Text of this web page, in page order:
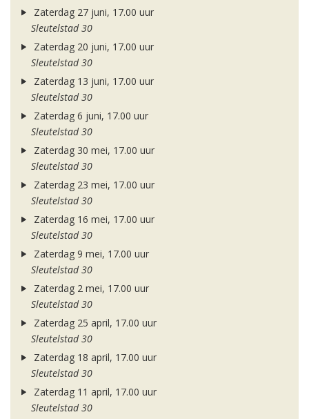
Zaterdag 27 juni, 17.00 uur
Sleutelstad 30
Zaterdag 20 juni, 17.00 uur
Sleutelstad 30
Zaterdag 13 juni, 17.00 uur
Sleutelstad 30
Zaterdag 6 juni, 17.00 uur
Sleutelstad 30
Zaterdag 30 mei, 17.00 uur
Sleutelstad 30
Zaterdag 23 mei, 17.00 uur
Sleutelstad 30
Zaterdag 16 mei, 17.00 uur
Sleutelstad 30
Zaterdag 9 mei, 17.00 uur
Sleutelstad 30
Zaterdag 2 mei, 17.00 uur
Sleutelstad 30
Zaterdag 25 april, 17.00 uur
Sleutelstad 30
Zaterdag 18 april, 17.00 uur
Sleutelstad 30
Zaterdag 11 april, 17.00 uur
Sleutelstad 30